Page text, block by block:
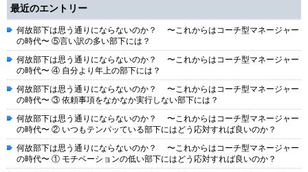
最近のエントリー
何故部下は思う通りにならないのか？ 〜これからはコーチ型マネージャー
の時代〜 ⑤言い訳の多い部下には？
何故部下は思う通りにならないのか？ 〜これからはコーチ型マネージャー
の時代〜 ④ 自分より年上の部下には？
何故部下は思う通りにならないのか？ 〜これからはコーチ型マネージャー
の時代〜 ③ 依頼事項をなかなか実行しない部下には？
何故部下は思う通りにならないのか？ 〜これからはコーチ型マネージャー
の時代〜 ② いつもテンパッている部下にはどう応対すれば良いのか？
何故部下は思う通りにならないのか？ 〜これからはコーチ型マネージャー
の時代〜 ① モチベーションの低い部下にはどう応対すれば良いのか？